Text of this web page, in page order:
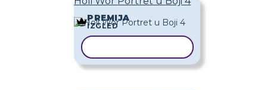
PREMIJA
IZGLED